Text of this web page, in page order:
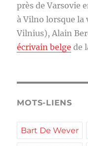
près de Varsovie
à Vilno lorsque
Vilnius), Alain
écrivain belge de
MOTS-LIENS
Bart De Wever